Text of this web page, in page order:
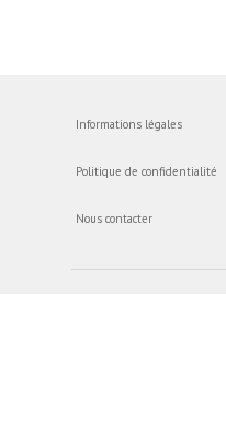
Informations légales
Politique de confidentialité
Nous contacter